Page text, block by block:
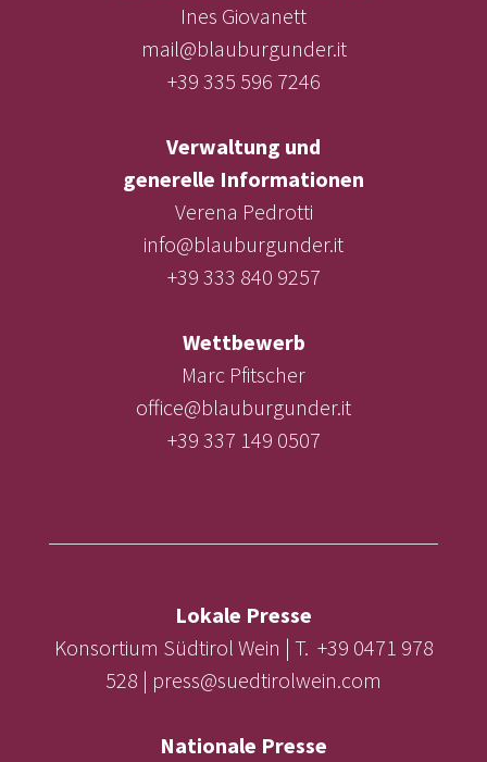
Ines Giovanett
mail@blauburgunder.it
+39 335 596 7246
Verwaltung und
generelle Informationen
Verena Pedrotti
info@blauburgunder.it
+39 333 840 9257
Wettbewerb
Marc Pfitscher
office@blauburgunder.it
+39 337 149 0507
Lokale Presse
Konsortium Südtirol Wein | T. +39 0471 978
528 | press@suedtirolwein.com
Nationale Presse